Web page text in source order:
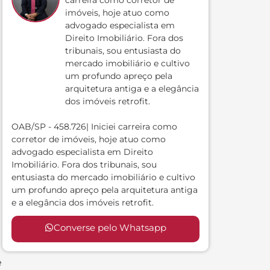
imóveis, hoje atuo como
advogado especialista em
Direito Imobiliário. Fora dos
tribunais, sou entusiasta do
mercado imobiliário e cultivo
um profundo apreço pela
arquitetura antiga e a elegância
dos imóveis retrofit.
OAB/SP - 458.726| Iniciei carreira como
corretor de imóveis, hoje atuo como
advogado especialista em Direito
Imobiliário. Fora dos tribunais, sou
entusiasta do mercado imobiliário e cultivo
um profundo apreço pela arquitetura antiga
e a elegância dos imóveis retrofit.
Converse pelo Whatsapp